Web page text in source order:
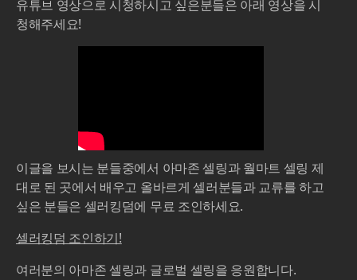
유튜브 영상으로 시청하시고 싶은분들은 아래 영상을 시
청해주세요!
이글을 보시는 분들중에서 아마존 셀링과 월마트 셀링 제
대로 된 곳에서 배우고 올바르게 셀러분들과 교류를 하고
싶은 분들은 셀러킹덤에 무료 조인하세요.
셀러킹덤 조인하기!
여러분의 아마존 셀링과 글로벌 셀링을 응원합니다.